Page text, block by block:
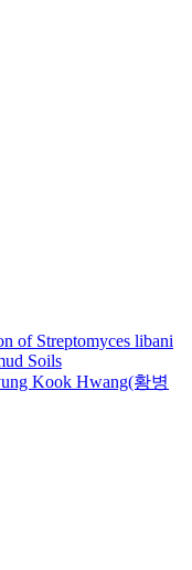
of Streptomyces libani
Soils
Kook Hwang(황병